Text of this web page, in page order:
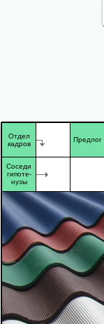
Отдел
кадров
Предлог
Соседи
гипоте-
нузы